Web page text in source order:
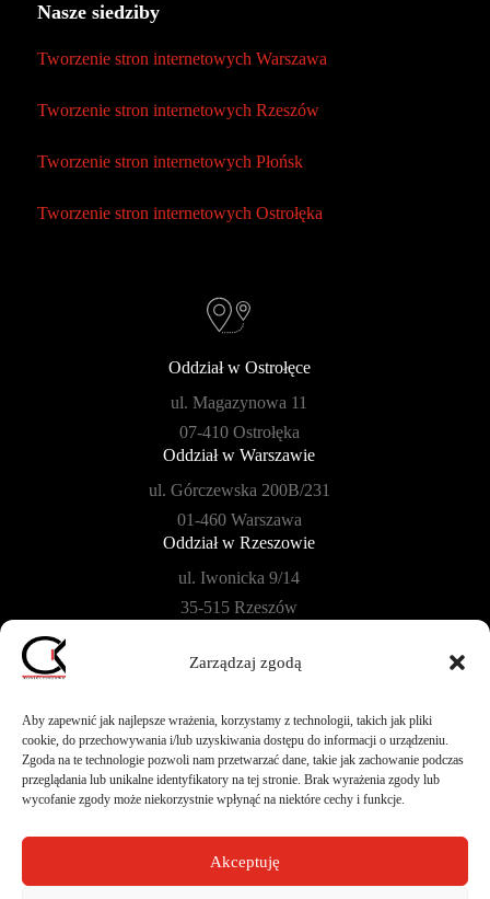
Zarządzaj zgodą
Aby zapewnić jak najlepsze wrażenia, korzystamy z technologii, takich jak pliki
cookie, do przechowywania i/lub uzyskiwania dostępu do informacji o urządzeniu.
Zgoda na te technologie pozwoli nam przetwarzać dane, takie jak zachowanie podczas
przeglądania lub unikalne identyfikatory na tej stronie. Brak wyrażenia zgody lub
wycofanie zgody może niekorzystnie wpłynąć na niektóre cechy i funkcje.
Akceptuję
Nasze siedziby
Tworzenie stron internetowych Warszawa
Tworzenie stron internetowych Rzeszów
Tworzenie stron internetowych Płońsk
Tworzenie stron internetowych Ostrołęka
Oddział w Ostrołęce
ul. Magazynowa 11
07-410 Ostrołęka
Oddział w Warszawie
ul. Górczewska 200B/231
01-460 Warszawa
Oddział w Rzeszowie
ul. Iwonicka 9/14
35-515 Rzeszów
ul. Szkolna 104B/40
Design byCIK - Jarosław Gumkowski